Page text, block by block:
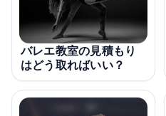
バレエ教室の見積もり
はどう取ればいい？